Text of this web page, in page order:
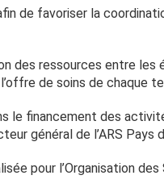
de favoriser la
des ressources entre les
de soins de chaque
le financement des
général de l’ARS Pays
pour l’Organisation des